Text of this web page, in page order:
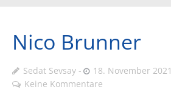
Nico Brunner
Sedat Sevsay
18. November 2021
Keine Kommentare